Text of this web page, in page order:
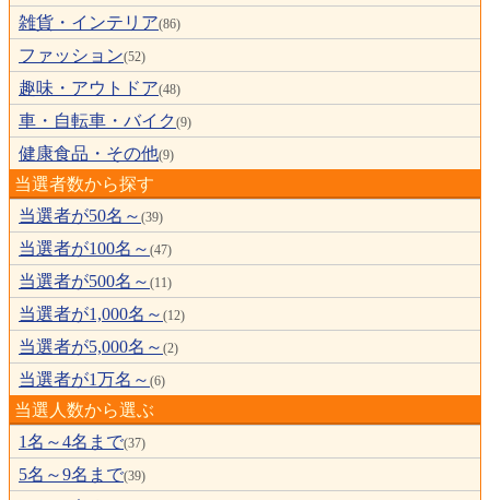
雑貨・インテリア(86)
ファッション(52)
趣味・アウトドア(48)
車・自転車・バイク (9)
健康食品・その他(9)
当選者数から探す
当選者が50名～ (39)
当選者が100名～ (47)
当選者が500名～ (11)
当選者が1,000名～ (12)
当選者が5,000名～ (2)
当選者が1万名～ (6)
当選人数から選ぶ
1名～4名まで(37)
5名～9名まで(39)